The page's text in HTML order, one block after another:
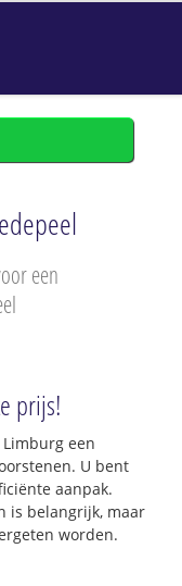
een
prijs!
een
U bent
aanpak.
is belangrijk, maar
worden.